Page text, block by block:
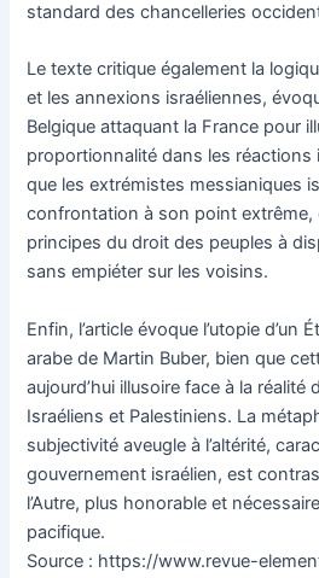
standard des chancelleries
Le texte critique également la
et les annexions israéliennes,
Belgique attaquant la France pour
proportionnalité dans les réactions
que les extrémistes messianiques
confrontation à son point extrême,
principes du droit des peuples à
sans empiéter sur les voisins.
Enfin, l’article évoque l’utopie d’un
arabe de Martin Buber, bien que
aujourd’hui illusoire face à la réalité
Israéliens et Palestiniens. La
subjectivité aveugle à l’altérité,
gouvernement israélien, est
l’Autre, plus honorable et
pacifique.
Source : https://www.revue-